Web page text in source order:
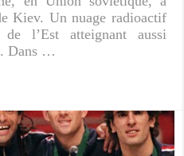
Kiev. Un nuage radioactif
l’Est atteignant aussi
Dans …